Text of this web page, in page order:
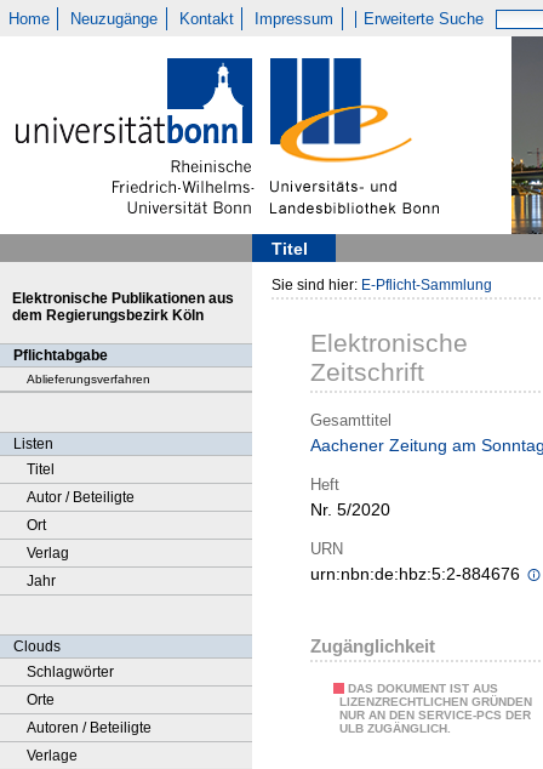
Home Neuzugänge Kontakt Impressum Erweiterte Suche
Titel
Elektronische Publikationen aus
dem Regierungsbezirk Köln
Pflichtabgabe
Ablieferungsverfahren
Listen
Titel
Autor / Beteiligte
Ort
Verlag
Jahr
Clouds
Schlagwörter
Orte
Autoren / Beteiligte
Verlage
Sie sind hier: E-Pflicht-Sammlung
Elektronische
Zeitschrift
Gesamttitel
Aachener Zeitung am
Heft
Nr. 5/2020
URN
urn:nbn:de:hbz:5:2-884676
Zugänglichkeit
DAS DOKUMENT IST AUS
LIZENZRECHTLICHEN GRÜNDEN
NUR AN DEN SERVICE-PCS DER
ULB ZUGÄNGLICH.